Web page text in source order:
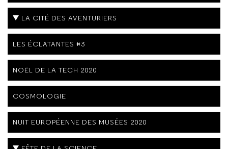
LA CITÉ DES AVENTURIERS
LES ÉCLATANTES #3
NOËL DE LA TECH 2020
COSMOLOGIE
NUIT EUROPÉENNE DES MUSÉES 2020